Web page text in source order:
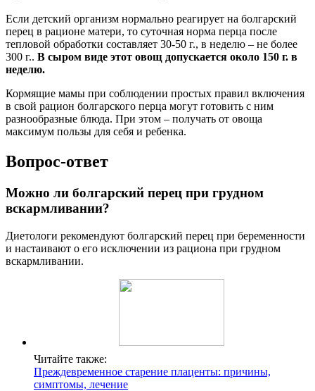
Если детский организм нормально реагирует на болгарский
перец в рационе матери, то суточная норма перца после
тепловой обработки составляет 30-50 г., в неделю – не более
300 г.. В сыром виде этот овощ допускается около 150 г. в
неделю.
Кормящие мамы при соблюдении простых правил включения
в свой рацион болгарского перца могут готовить с ним
разнообразные блюда. При этом – получать от овоща
максимум пользы для себя и ребенка.
Вопрос-ответ
Можно ли болгарский перец при грудном
вскармливании?
Диетологи рекомендуют болгарский перец при беременности
и настаивают о его исключении из рациона при грудном
вскармливании.
Читайте также:
Преждевременное старение плаценты: причины,
симптомы, лечение